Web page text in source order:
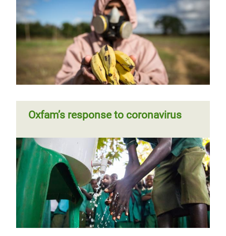
Oxfam’s response to coronavirus